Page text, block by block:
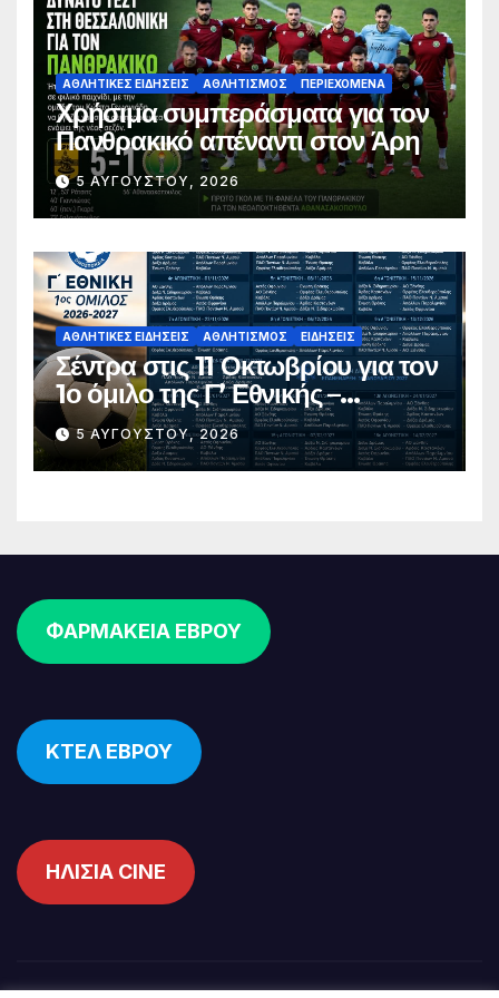
ΑΘΛΗΤΙΚΈΣ ΕΙΔΉΣΕΙΣ ΑΘΛΗΤΙΣΜΌΣ ΠΕΡΙΕΧΌΜΕΝΑ
Χρήσιμα συμπεράσματα για τον
Πανθρακικό απέναντι στον Άρη
5 ΑΥΓΟΎΣΤΟΥ, 2026
ΑΘΛΗΤΙΚΈΣ ΕΙΔΉΣΕΙΣ ΑΘΛΗΤΙΣΜΌΣ ΕΙΔΉΣΕΙΣ
Σέντρα στις 11 Οκτωβρίου για τον
1ο όμιλο της Γ’ Εθνικής –
Ανακοινώθηκε το πλήρες
πρόγραμμα
5 ΑΥΓΟΎΣΤΟΥ, 2026
ΦΑΡΜΑΚΕΙΑ ΕΒΡΟΥ
ΚΤΕΛ ΕΒΡΟΥ
ΗΛΙΣΙΑ CINE